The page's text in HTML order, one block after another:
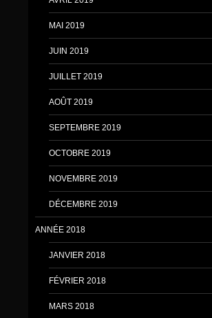
MAI 2019
JUIN 2019
JUILLET 2019
AOÛT 2019
SEPTEMBRE 2019
OCTOBRE 2019
NOVEMBRE 2019
DÉCEMBRE 2019
ANNÉE 2018
JANVIER 2018
FÉVRIER 2018
MARS 2018